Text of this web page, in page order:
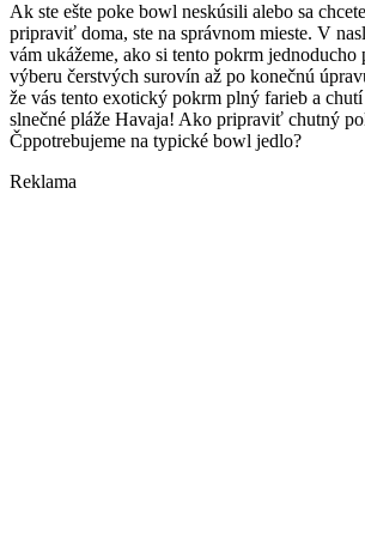
Ak ste ešte poke bowl neskúsili alebo sa
pripraviť doma, ste na správnom mieste. V
vám ukážeme, ako si tento pokrm
výberu čerstvých surovín až po konečnú
že vás tento exotický pokrm plný farieb a
slnečné pláže Havaja! Ako pripraviť chutný
Čppotrebujeme na typické bowl jedlo?
Reklama